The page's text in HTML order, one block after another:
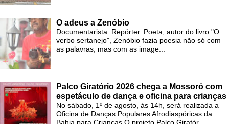
O adeus a Zenóbio
Documentarista. Repórter. Poeta, autor do livro "O
verbo sertanejo", Zenóbio fazia poesia não só com
as palavras, mas com as image...
Palco Giratório 2026 chega a Mossoró com
espetáculo de dança e oficina para crianças
No sábado, 1º de agosto, às 14h, será realizada a
Oficina de Danças Populares Afrodiaspóricas da